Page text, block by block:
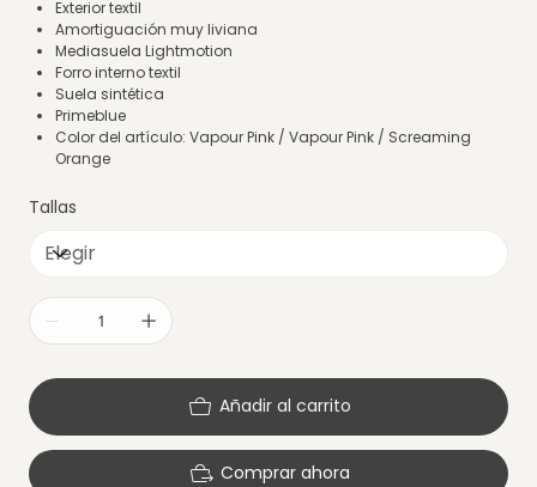
Exterior textil
Amortiguación muy liviana
Mediasuela Lightmotion
Forro interno textil
Suela sintética
Primeblue
Color del artículo: Vapour Pink / Vapour Pink / Screaming
Orange
Tallas
Añadir al carrito
Comprar ahora